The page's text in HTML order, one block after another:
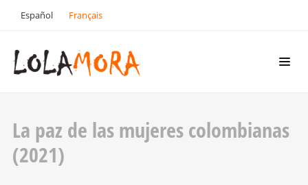
Español Français
La paz de las mujeres colombianas
(2021)